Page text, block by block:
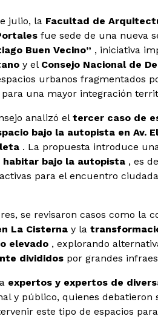
julio, la Facultad de
fue sede de una nueva
Buen Vecino” , iniciativa
y el Consejo Nacional de
urbanos fragmentados
una mayor integración
analizó el tercer caso de
bajo la autopista en Av.
. La propuesta introduce
habitar bajo la autopista , es
para el encuentro
se revisaron casos como la
La Cisterna y la
elevado , explorando
divididos por grandes
expertos y expertos de
y público, quienes debatieron
este tipo de espacios